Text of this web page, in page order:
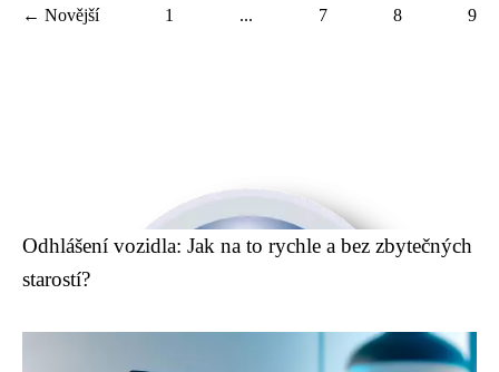
← Novější 1 ... 7 8 9
Odhlášení vozidla: Jak na to rychle a bez zbytečných
starostí?